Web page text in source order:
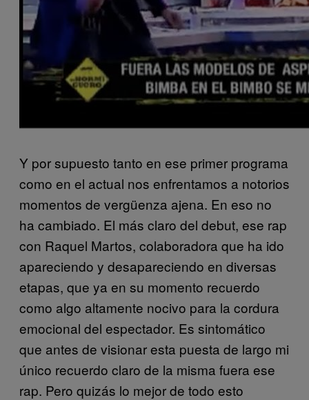
Y por supuesto tanto en ese primer programa
como en el actual nos enfrentamos a notorios
momentos de vergüenza ajena. En eso no
ha cambiado. El más claro del debut, ese rap
con Raquel Martos, colaboradora que ha ido
apareciendo y desapareciendo en diversas
etapas, que ya en su momento recuerdo
como algo altamente nocivo para la cordura
emocional del espectador. Es sintomático
que antes de visionar esta puesta de largo mi
único recuerdo claro de la misma fuera ese
rap. Pero quizás lo mejor de todo esto